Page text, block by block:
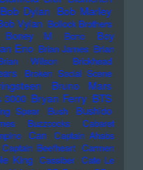
Bob Dylan Bob Marley
Vylan Bollock Brothers
Boney M Bono
Boy
Eno Brian James Brian
Wilson Brickhead
Broken Social Scene
Bruno Mars
3000 Bryan Ferry BTS
Spear Bush Bushido
Buzzcocks
Cabaret
Can
Captain Ahabs
Captain Beefheart Carmen
King Cassiber Cate Le